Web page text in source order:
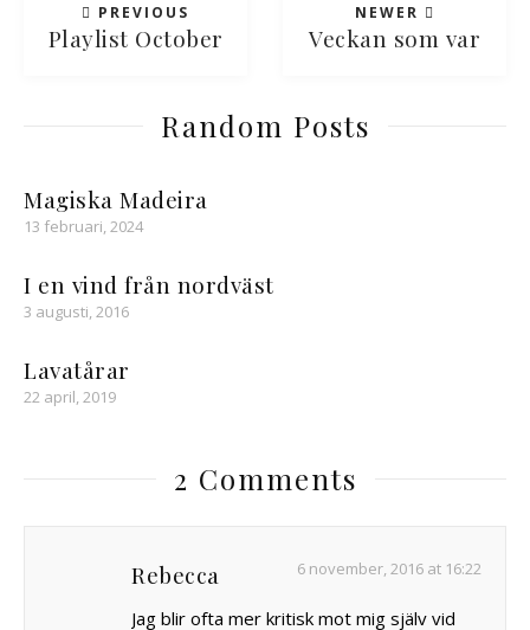
PREVIOUS
Playlist October
NEWER
Veckan som var
Random Posts
Magiska Madeira
13 februari, 2024
I en vind från nordväst
3 augusti, 2016
Lavatårar
22 april, 2019
2 Comments
Rebecca 6 november, 2016 at 16:22
Jag blir ofta mer kritisk mot mig själv vid